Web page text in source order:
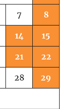
7 8
14 15
21 22
28 29